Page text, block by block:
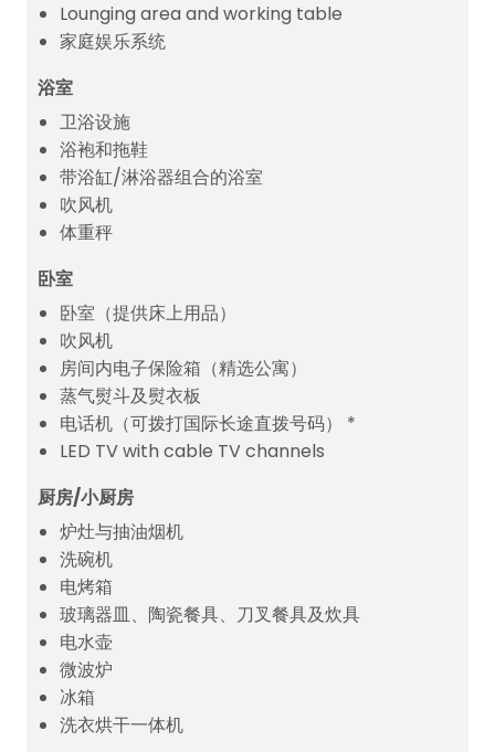
Lounging area and working table
家庭娱乐系统
浴室
卫浴设施
浴袍和拖鞋
带浴缸/淋浴器组合的浴室
吹风机
体重秤
卧室
卧室（提供床上用品）
吹风机
房间内电子保险箱（精选公寓）
蒸气熨斗及熨衣板
电话机（可拨打国际长途直拨号码） *
LED TV with cable TV channels
厨房/小厨房
炉灶与抽油烟机
洗碗机
电烤箱
玻璃器皿、陶瓷餐具、刀叉餐具及炊具
电水壶
微波炉
冰箱
洗衣烘干一体机